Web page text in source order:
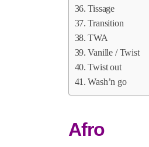
Tissage
Transition
TWA
Vanille / Twist
Twist out
Wash’n go
Afro